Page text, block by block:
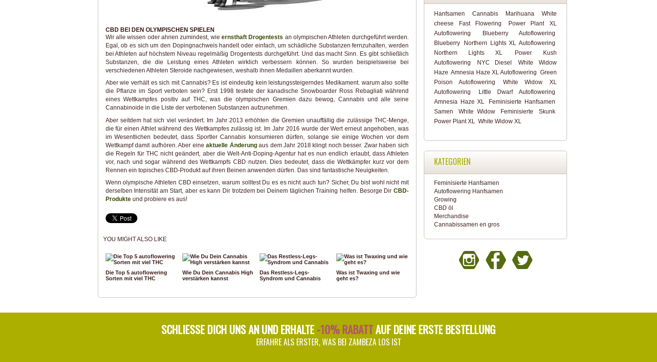
CBD BEI DEN OLYMPISCHEN SPIELEN
Wir alle wissen oder ahnen zumindest, wie ernsthaft Drogentests an olympischen Athleten durchgeführt werden.
Egal, ob es sich um den Dopingnachweis handelt oder einfach, um schädliche Substanzen fernzuhalten, werden
bei Athleten auf höchstem Niveau regelmäßig Drogentests durchgeführt. Und das macht Sinn. Es gibt schließlich
Substanzen, die die Leistung eines Athleten wirklich verbessern können. So wurden beispielsweise bei
verschiedenen Athleten Steroide nachgewiesen, weshalb ihnen Medaillen aberkannt wurden.
Aber wie verhält es sich mit Cannabis? Es ist eindeutig kein leistungssteigerndes Medikament. warum also sollte
die Pflanze im Sport verboten sein? Erst 1998 testete der kanadische Snowboarder Ross Rebagliati während
eines Wettkampfes positiv auf THC, was die olympischen Gremien dazu bewog, Cannabis und alle seine
Cannabinoide in die Liste der verbotenen Substanzen aufzunehmen.
Aber seitdem hat sich viel verändert. Im Jahr 2013 erhöhten die Gremien unauffällig die zulässige THC-Menge,
die für einen Athlet während des Wettkampfes zulässig ist. Im Jahr 2016 wurde der Wert erneut angehoben, was
im Wesentlichen bedeutet, dass Sportler Cannabis konsumieren dürfen, solange sie einige Wochen vor dem
Wettkampf damit aufhören. Aber eineaktuelle Änderungaus dem Jahr 2018 klingt noch besser. Zwar haben sich
die Regeln für THC nicht geändert, aber die Welt-Anti-Doping-Agentur hat es nun endlich erlaubt, dass Athleten
vor, nach und sogar während des Wettkampfs CBD nutzen. Dies bedeutet, dass die Wettkämpfer kurz vor dem
Rennen ein topisches CBD-Produkt auf ihren Beinen anwenden dürfen. Das sind fantastische Neuigkeiten.
Wenn olympische Athleten CBD einsetzen, warum solltest Du es es nicht auch tun? Sicher, Du bist wohl nicht mit
derselben Intensität am Start, aber es kann Dir trotzdem bei Deinem täglichen Training helfen. Besorge Dir CBD-
Produkteund probiere es aus!
YOU MIGHT ALSO LIKE
Die Top 5 autoflowering
Sorten mit viel THC
Wie Du Dein Cannabis High
verstärken kannst
Das Restless-Legs-
Syndrom und Cannabis
Was ist Twaxing und wie
geht es?
Hanfsamen Cannabis Marihuana
White
cheese Fast Flowering
Power Plant XL
Autoflowering
Blueberry Autoflowering
Blueberry
Northern Lights XL Autoflowering
Northern Lights XL
Power Kush
Autoflowering
NYC Diesel
White Widow
Haze Amnesia Haze XL Autoflowering Green
Poison Autoflowering
White Widow XL
Autoflowering
Little Dwarf Autoflowering
Amnesia Haze XL
Feminisierte Hanfsamen
Samen
White Widow Feminisierte
Skunk
Power Plant XL White Widow XL
KATEGORIEN
Feminisierte Hanfsamen
Autoflowering Hanfsamen
Growing
CBD öl
Merchandise
Cannabissamen en gros
SCHLIESSE DICH UNS AN UND ERHALTE-10% RABATTAUF DEINE ERSTE BESTELLUNG
ERFAHRE ALS ERSTER, WAS BEI ZAMBEZA LOS IST